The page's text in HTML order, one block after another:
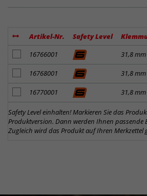
Artikel-Nr. Safety Level
Artikel zum Merkzettel hinzufügen
16766001 31,8 mm
Artikel zum Merkzettel hinzufügen
16768001 31,8 mm
Artikel zum Merkzettel hinzufügen
16770001 31,8 mm
Safety Level einhalten! Markieren Sie das
Produktversion. Dann werden Ihnen passende
Zugleich wird das Produkt auf Ihren Merkzettel